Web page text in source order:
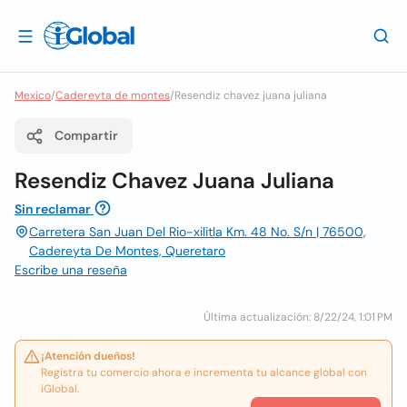
Mexico/Cadereyta de montes/Resendiz chavez juana juliana
Compartir
Resendiz Chavez Juana Juliana
Sin reclamar
Carretera San Juan Del Rio-xilitla Km. 48 No. S/n | 76500,
Cadereyta De Montes, Queretaro
Escribe una reseña
Última actualización: 8/22/24, 1:01 PM
¡Atención dueños!
Registra tu comercio ahora e incrementa tu alcance global con
iGlobal.